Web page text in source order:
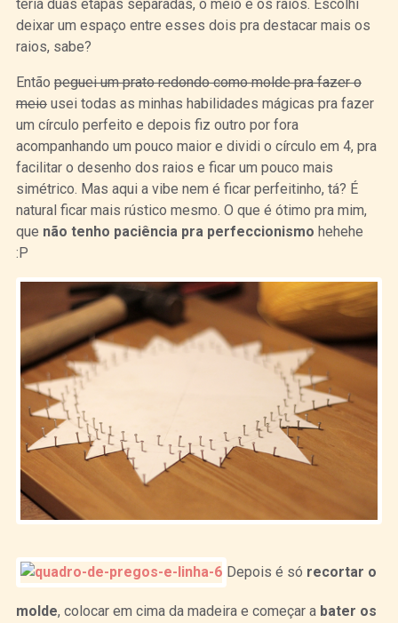
teria duas etapas separadas, o meio e os raios. Escolhi
deixar um espaço entre esses dois pra destacar mais os
raios, sabe?
Então peguei um prato redondo como molde pra fazer o
meiousei todas as minhas habilidades mágicas pra fazer
um círculo perfeito e depois fiz outro por fora
acompanhando um pouco maior e dividi o círculo em 4, pra
facilitar o desenho dos raios e ficar um pouco mais
simétrico. Mas aqui a vibe nem é ficar perfeitinho, tá? É
natural ficar mais rústico mesmo. O que é ótimo pra mim,
que não tenho paciência pra perfeccionismo hehehe
:P
Depois é só recortar o
molde, colocar em cima da madeira e começar a bater os